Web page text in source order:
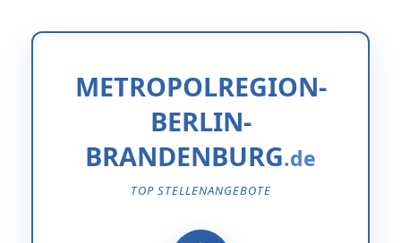
METROPOLREGION-
BERLIN-
BRANDENBURG
TOP STELLENANGEBOTE